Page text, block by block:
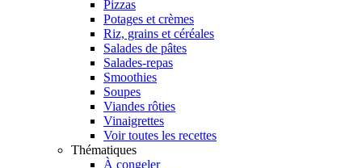
Pizzas
Potages et crèmes
Riz, grains et céréales
Salades de pâtes
Salades-repas
Smoothies
Soupes
Viandes rôties
Vinaigrettes
Voir toutes les recettes
Thématiques
À congeler